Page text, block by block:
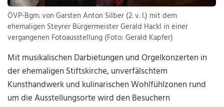
ÖVP-Bgm. von Garsten Anton Silber (2. v. l.) mit dem
ehemaligen Steyrer Bürgermeister Gerald Hackl in einer
vergangenen Fotoausstellung (Foto: Gerald Kapfer)
Mit musikalischen Darbietungen und Orgelkonzerten in
der ehemaligen Stiftskirche, unverfälschtem
Kunsthandwerk und kulinarischen Wohlfühlzonen rund
um die Ausstellungsorte wird den Besuchern